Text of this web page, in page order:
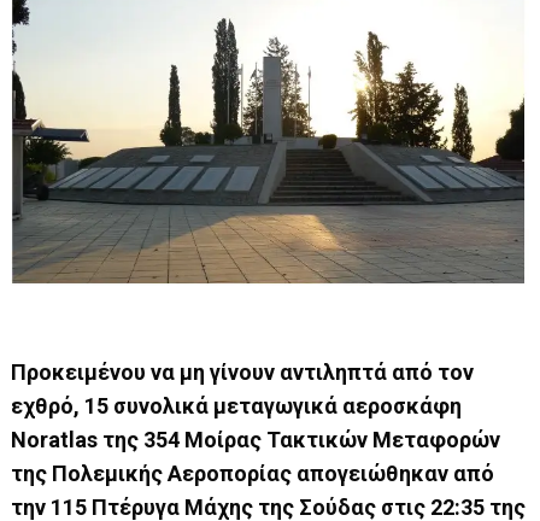
Προκειμένου να μη γίνουν αντιληπτά από τον
εχθρό, 15 συνολικά μεταγωγικά αεροσκάφη
Noratlas της 354 Μοίρας Τακτικών Μεταφορών
της Πολεμικής Αεροπορίας απογειώθηκαν από
την 115 Πτέρυγα Μάχης της Σούδας στις 22:35 της